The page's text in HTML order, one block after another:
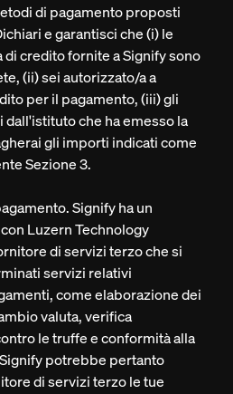
di pagamento proposti
e garantisci che (i) le
credito fornite a Signify sono
(ii) sei autorizzato/a a
per il pagamento, (iii) gli
che ha emesso la
gli importi indicati come
Sezione 3.
Signify ha un
Luzern Technology
di servizi terzo che si
servizi relativi
come elaborazione dei
valuta, verifica
le truffe e conformità alla
potrebbe pertanto
di servizi terzo le tue